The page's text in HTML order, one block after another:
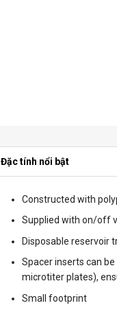
Đặc tính nổi bật
Constructed with
Supplied with on/off
Disposable reservoir
Spacer inserts can
microtiter plates),
Small footprint